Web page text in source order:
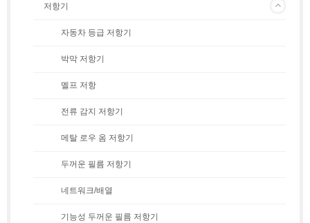
저항기
자동차 등급 저항기
박막 저항기
멜프 저항
전류 감지 저항기
메탈 로우 옴 저항기
두꺼운 필름 저항기
네트워크/배열
기능성 두꺼운 필름 저항기